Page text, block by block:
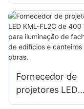
armazéns:
fornecedor de
projetores LED
KML-FL2C de
Fornecedor de
projetores LED
KML-FL2C de